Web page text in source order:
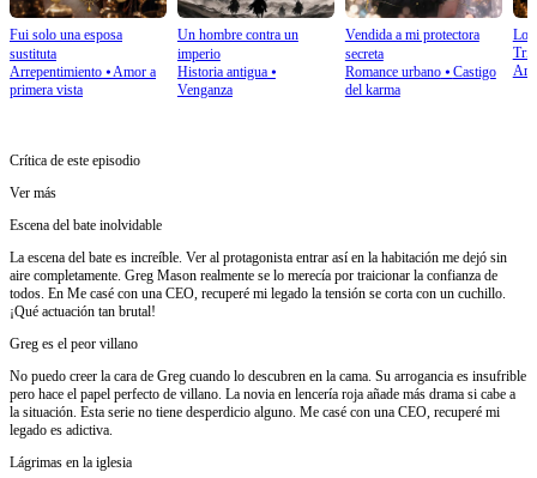
Fui solo una esposa
sustituta
Arrepentimiento ⦁Amor a
primera vista
Un hombre contra un
imperio
Historia antigua⦁
Venganza
Vendida a mi protectora
secreta
Romance urbano⦁ Castigo
del karma
Lo
Crítica de este episodio
Ver más
Escena del bate inolvidable
La escena del bate es increíble. Ver al protagonista entrar así en la habitación me dejó sin
aire completamente. Greg Mason realmente se lo merecía por traicionar la confianza de
todos. En Me casé con una CEO, recuperé mi legado la tensión se corta con un cuchillo.
¡Qué actuación tan brutal!
Greg es el peor villano
No puedo creer la cara de Greg cuando lo descubren en la cama. Su arrogancia es insufrible
pero hace el papel perfecto de villano. La novia en lencería roja añade más drama si cabe a
la situación. Esta serie no tiene desperdicio alguno. Me casé con una CEO, recuperé mi
legado es adictiva.
Lágrimas en la iglesia